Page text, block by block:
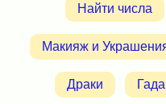
Найти числа
Макияж и
Драки